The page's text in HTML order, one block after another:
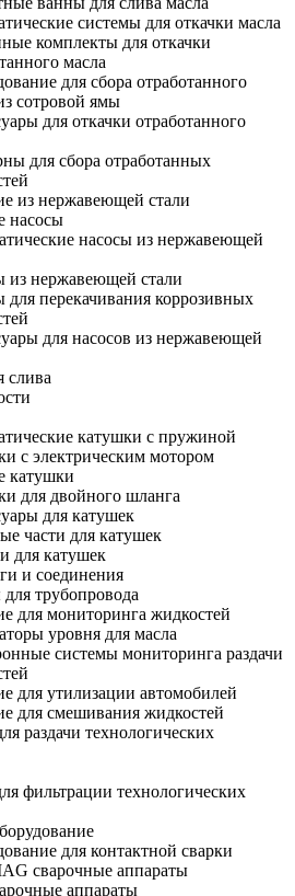
системы для откачки масла
комплекты для откачки
масла
для сбора отработанного
сотровой ямы
для откачки отработанного
для сбора отработанных
из нержавеющей стали
насосы
насосы из нержавеющей
из нержавеющей стали
для перекачивания коррозивных
для насосов из нержавеющей
слива
катушки с пружиной
с электрическим мотором
катушки
для двойного шланга
для катушек
части для катушек
для катушек
и соединения
трубопровода
для мониторинга жидкостей
уровня для масла
системы мониторинга раздачи
для утилизации автомобилей
для смешивания жидкостей
раздачи технологических
фильтрации технологических
для контактной сварки
сварочные аппараты
аппараты